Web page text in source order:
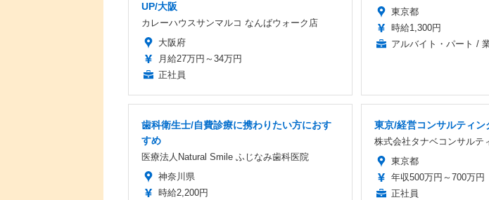
UP/大阪
カレーハウスサンマルコ なんばウォーク店
大阪府
月給27万円～34万円
正社員
東京都
時給1,300円
アルバイト・パート /
歯科衛生士/自費診療に携わりたい方におす
すめ
医療法人Natural Smile ふじなみ歯科医院
神奈川県
時給2,200円
東京/経営コンサルティン
株式会社タナベコンサルテ
東京都
年収500万円～700万円
正社員